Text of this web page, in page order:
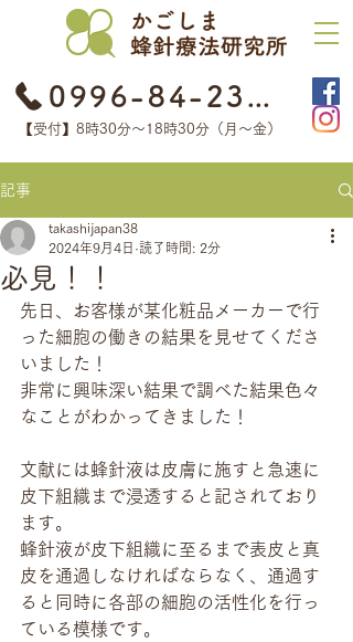
0996-84-2368
【受付】8時30分​〜18時30分（月〜金）
記事
必見！！
takashijapan38
2024年9月4日 読了時間: 2分
先日、お客様が某化粧品メーカーで行
った細胞の働きの結果を見せてくださ
いました！
非常に興味深い結果で調べた結果色々
なことがわかってきました！
文献には蜂針液は皮膚に施すと急速に
皮下組織まで浸透すると記されており
ます。
蜂針液が皮下組織に至るまで表皮と真
皮を通過しなければならなく、通過す
ると同時に各部の細胞の活性化を行っ
ている模様です。